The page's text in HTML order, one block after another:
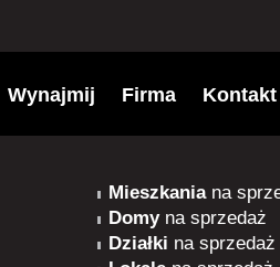
Wynajmij Firma Kontakt
Mieszkaniana
Domyna sprzedaż
Działki na sprzedaż